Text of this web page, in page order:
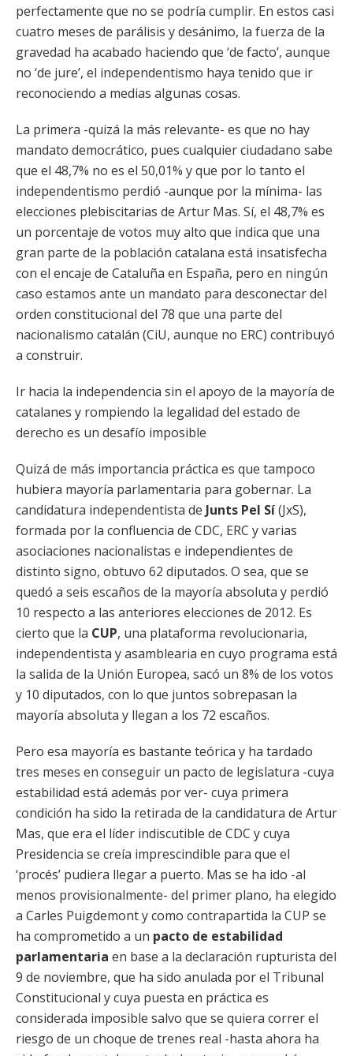
perfectamente que no se podría cumplir. En estos casi
cuatro meses de parálisis y desánimo, la fuerza de la
gravedad ha acabado haciendo que ‘de facto’, aunque
no ‘de jure’, el independentismo haya tenido que ir
reconociendo a medias algunas cosas.
La primera -quizá la más relevante- es que no hay
mandato democrático, pues cualquier ciudadano sabe
que el 48,7% no es el 50,01% y que por lo tanto el
independentismo perdió -aunque por la mínima- las
elecciones plebiscitarias de Artur Mas. Sí, el 48,7% es
un porcentaje de votos muy alto que indica que una
gran parte de la población catalana está insatisfecha
con el encaje de Cataluña en España, pero en ningún
caso estamos ante un mandato para desconectar del
orden constitucional del 78 que una parte del
nacionalismo catalán (CiU, aunque no ERC) contribuyó
a construir.
Ir hacia la independencia sin el apoyo de la mayoría de
catalanes y rompiendo la legalidad del estado de
derecho es un desafío imposible
Quizá de más importancia práctica es que tampoco
hubiera mayoría parlamentaria para gobernar. La
candidatura independentista de Junts Pel Sí(JxS),
formada por la confluencia de CDC, ERC y varias
asociaciones nacionalistas e independientes de
distinto signo, obtuvo 62 diputados. O sea, que se
quedó a seis escaños de la mayoría absoluta y perdió
10 respecto a las anteriores elecciones de 2012. Es
cierto que la CUP, una plataforma revolucionaria,
independentista y asamblearia en cuyo programa está
la salida de la Unión Europea, sacó un 8% de los votos
y 10 diputados, con lo que juntos sobrepasan la
mayoría absoluta y llegan a los 72 escaños.
Pero esa mayoría es bastante teórica y ha tardado
tres meses en conseguir un pacto de legislatura -cuya
estabilidad está además por ver- cuya primera
condición ha sido la retirada de la candidatura de Artur
Mas, que era el líder indiscutible de CDC y cuya
Presidencia se creía imprescindible para que el
‘procés’ pudiera llegar a puerto. Mas se ha ido -al
menos provisionalmente- del primer plano, ha elegido
a Carles Puigdemont y como contrapartida la CUP se
ha comprometido a un pacto de estabilidad
parlamentaria en base a la declaración rupturista del
9 de noviembre, que ha sido anulada por el Tribunal
Constitucional y cuya puesta en práctica es
considerada imposible salvo que se quiera correr el
riesgo de un choque de trenes real -hasta ahora ha